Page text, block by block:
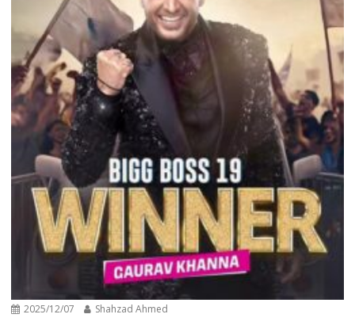
2025/12/07 Shahzad Ahmed